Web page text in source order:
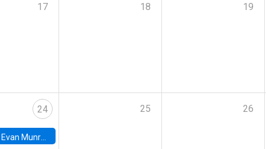
17 18 19
24
Evan Munro, Neyman Visiting Assistant Professor in the Department of Statistics at UC Berkeley
25 26